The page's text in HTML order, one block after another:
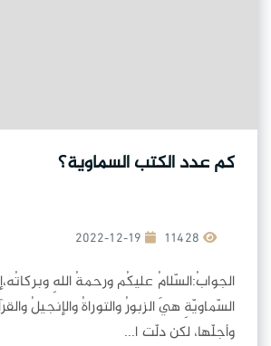
كم عدد الكتب السماوية؟
2022-12-19
الجوابُ:السّلامُ عليكُم ورحمةُ اللهِ
السّماويّةِ هيَ الزبورُ والتوراةُ والإنجيلُ
وأجلّها، لكن دلّت ا...